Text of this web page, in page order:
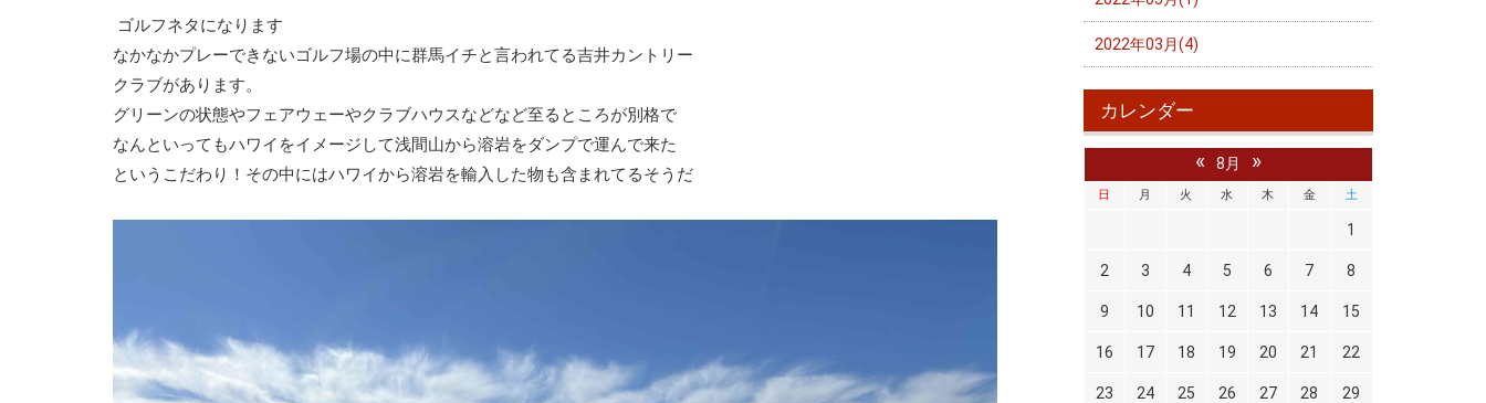
ゴルフネタになります
なかなかプレーできないゴルフ場の中に群馬イチと言われてる吉井カントリー
クラブがあります。
グリーンの状態やフェアウェーやクラブハウスなどなど至るところが別格で
なんといってもハワイをイメージして浅間山から溶岩をダンプで運んで来た
というこだわり！その中にはハワイから溶岩を輸入した物も含まれてるそうだ
2022年03月(4)
カレンダー
« 8月 »
日 月 火 水 木 金 土
1
2 3 4 5 6 7 8
9 10 11 12 13 14 15
16 17 18 19 20 21 22
23 24 25 26 27 28 29